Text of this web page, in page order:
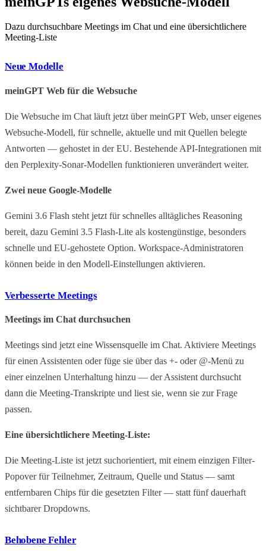
Dazu durchsuchbare Meetings im Chat und eine übersichtlichere
Meeting-Liste
Neue Modelle
meinGPT Web für die Websuche
Die Websuche im Chat läuft jetzt über meinGPT Web, unser eigenes
Websuche-Modell, für schnelle, aktuelle und mit Quellen belegte
Antworten — gehostet in der EU. Bestehende API-Integrationen mit
den Perplexity-Sonar-Modellen funktionieren unverändert weiter.
Zwei neue Google-Modelle
Gemini 3.6 Flash steht jetzt für schnelles alltägliches Reasoning
bereit, dazu Gemini 3.5 Flash-Lite als kostengünstige, besonders
schnelle und EU-gehostete Option. Workspace-Administratoren
können beide in den Modell-Einstellungen aktivieren.
Verbesserte Meetings
Meetings im Chat durchsuchen
Meetings sind jetzt eine Wissensquelle im Chat. Aktiviere Meetings
für einen Assistenten oder füge sie über das +- oder @-Menü zu
einer einzelnen Unterhaltung hinzu — der Assistent durchsucht
dann die Meeting-Transkripte und liest sie, wenn sie zur Frage
passen.
Eine übersichtlichere Meeting-Liste:
Die Meeting-Liste ist jetzt suchorientiert, mit einem einzigen Filter-
Popover für Teilnehmer, Zeitraum, Quelle und Status — samt
entfernbaren Chips für die gesetzten Filter — statt fünf dauerhaft
sichtbarer Dropdowns.
Behobene Fehler